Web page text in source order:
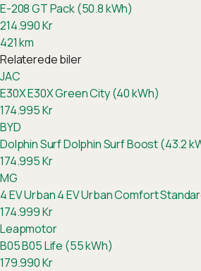
E-208 GT Pack (50.8 kWh)
214.990Kr
421km
Relaterede biler
JAC
E30XE30X Green City (40 kWh)
174.995Kr
BYD
Dolphin SurfDolphin Surf Boost (43.2
174.995Kr
MG
4 EV Urban4 EV Urban Comfort
174.999Kr
Leapmotor
B05B05 Life (55 kWh)
179.990Kr